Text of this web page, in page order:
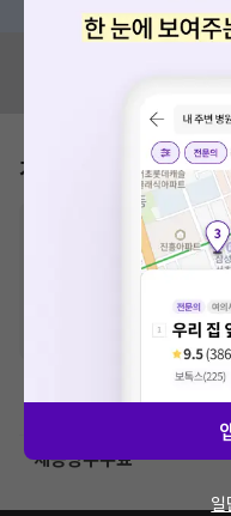
가격표
비급여 항목의 경우, 추가비
한 가격은 해당 의료기관에 직
급여 항목의 경우,건강보험
산정될 수 있는 점 참고 바랍니
※ 이벤트가, 할인가는VAT 포
제증명수수료
일